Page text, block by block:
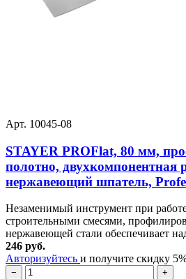
Арт. 10045-08
STAYER PROFlat, 80 мм,
полотно, двухкомпонентная
нержавеющий шпатель,
Незаменимый инструмент при
строительными смесями,
нержавеющей стали обеспечивает
246 руб.
Авторизуйтесь и получите скидку
−
+